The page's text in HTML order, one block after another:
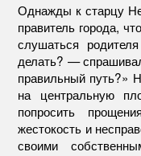
Однажды к старцу
правитель города,
слушаться
делать? —
правильный путь?»
на центральную
попросить
жестокость и
своими